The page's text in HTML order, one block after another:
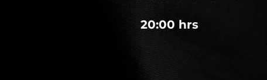
20:00 hrs